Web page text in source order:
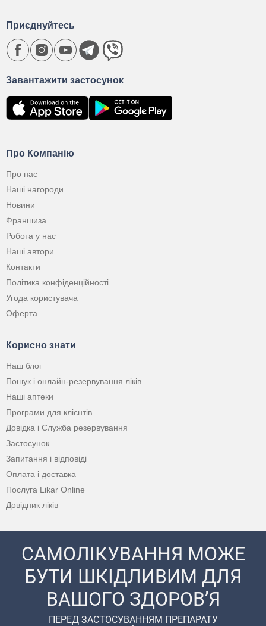
Про Компанію
Про нас
Наші нагороди
Новини
Франшиза
Робота у нас
Наші автори
Контакти
Політика конфіденційності
Угода користувача
Оферта
Корисно знати
Наш блог
Пошук і онлайн-резервування ліків
Наші аптеки
Програми для клієнтів
Довідка і Служба резервування
Застосунок
Запитання і відповіді
Оплата і доставка
Послуга Likar Online
Довідник ліків
Завантажити застосунок
Приєднуйтесь
САМОЛІКУВАННЯ МОЖЕ
БУТИ ШКІДЛИВИМ ДЛЯ
ВАШОГО ЗДОРОВ’Я
ПЕРЕД ЗАСТОСУВАННЯМ ПРЕПАРАТУ